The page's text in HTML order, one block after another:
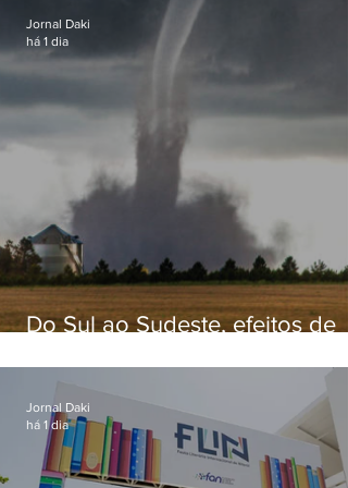
Do Sul ao Sudeste, efeitos de
apreensão na população
Jornal Daki
há 1 dia
Jornal Daki
há 1 dia